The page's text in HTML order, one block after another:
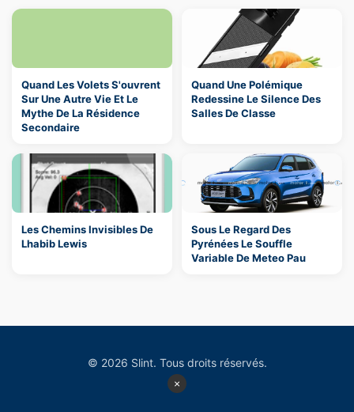
Quand Les Volets S'ouvrent
Sur Une Autre Vie Et Le
Mythe De La Résidence
Secondaire
Quand Une Polémique
Redessine Le Silence Des
Salles De Classe
Les Chemins Invisibles De
Lhabib Lewis
Sous Le Regard Des
Pyrénées Le Souffle
Variable De Meteo Pau
×
© 2026 Slint. Tous droits réservés.